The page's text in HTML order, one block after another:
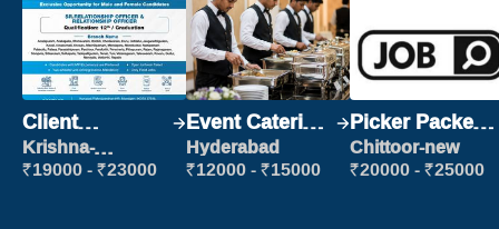
Client
Relationship
Executive
Krishna-
vijayawada
₹19000 - ₹23000
Event Catering
Staff
Hyderabad
₹12000 - ₹15000
Picker Packer
(Picking &
Packing)
Chittoor-new
₹20000 - ₹25000